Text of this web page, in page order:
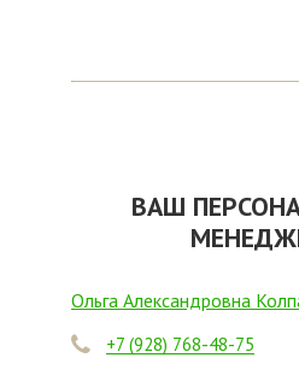
ВАШ
Ольга Александровна
+7 (928) 768-48-75